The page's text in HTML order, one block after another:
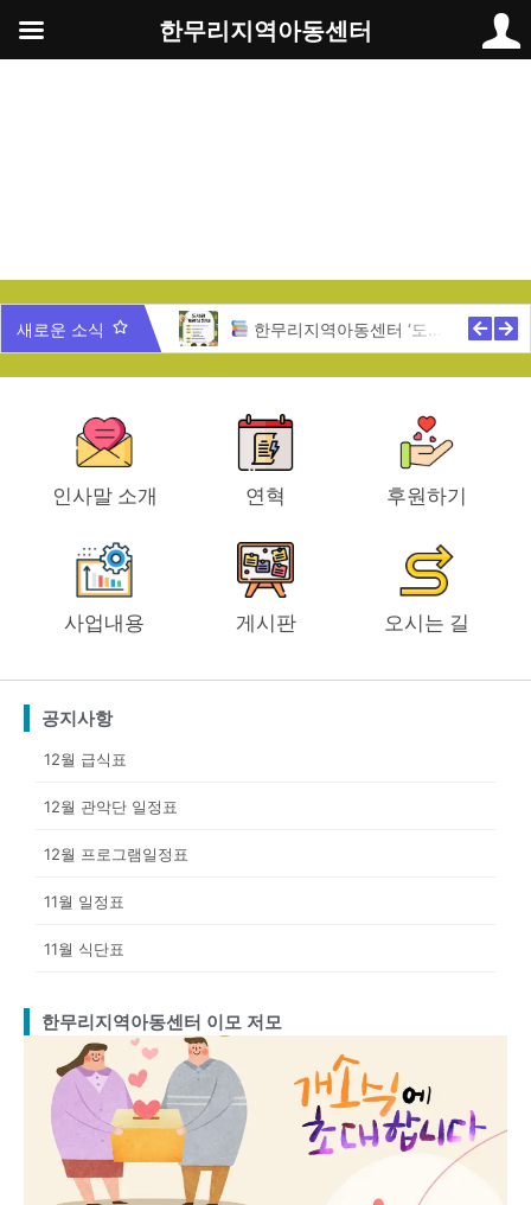
새로운 소식
가족과 함께 하는 송년잔치 한무리지역아동센터 ‘도서관 개관식’ 안내
인사말 소개 연혁 후원하기
사업내용 게시판 오시는 길
공지사항
12월 급식표
12월 관악단 일정표
12월 프로그램일정표
11월 일정표
11월 식단표
한무리지역아동센터 이모 저모
한무리지역아동센터